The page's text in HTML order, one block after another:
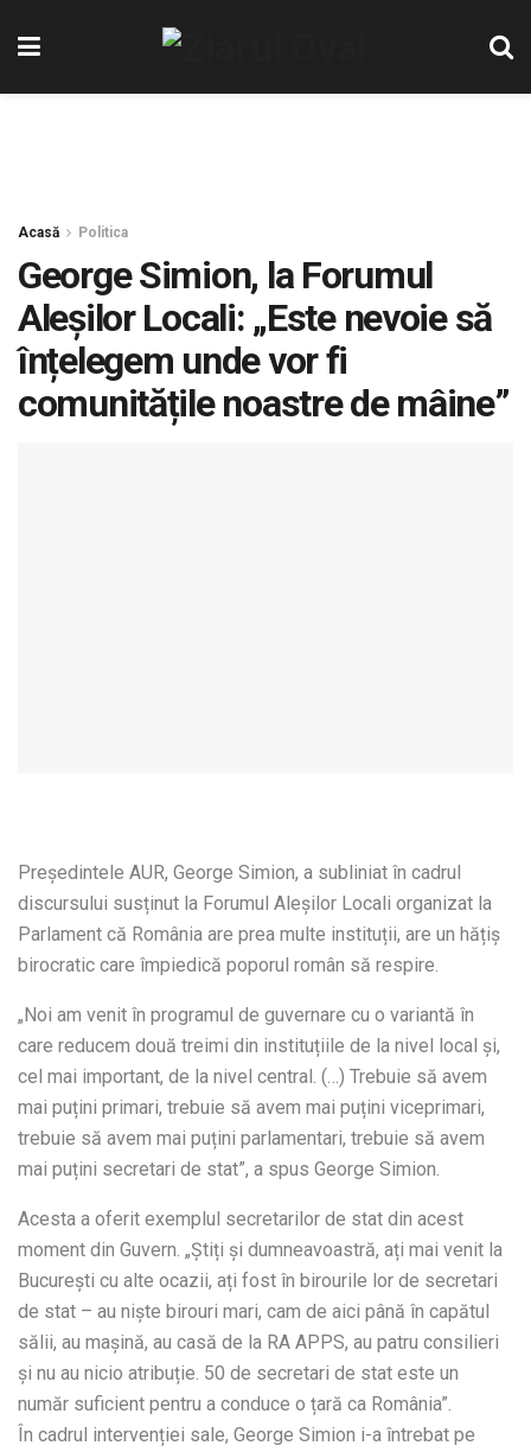
Acasă Politica
George Simion, la Forumul
Aleșilor Locali: „Este nevoie să
înțelegem unde vor fi
comunitățile noastre de mâine”
Președintele AUR, George Simion, a subliniat în cadrul
discursului susținut la Forumul Aleșilor Locali organizat la
Parlament că România are prea multe instituții, are un hățiș
birocratic care împiedică poporul român să respire.
„Noi am venit în programul de guvernare cu o variantă în
care reducem două treimi din instituțiile de la nivel local și,
cel mai important, de la nivel central. (…) Trebuie să avem
mai puțini primari, trebuie să avem mai puțini viceprimari,
trebuie să avem mai puțini parlamentari, trebuie să avem
mai puțini secretari de stat”, a spus George Simion.
Acesta a oferit exemplul secretarilor de stat din acest
moment din Guvern. „Știți și dumneavoastră, ați mai venit la
București cu alte ocazii, ați fost în birourile lor de secretari
de stat – au niște birouri mari, cam de aici până în capătul
sălii, au mașină, au casă de la RA APPS, au patru consilieri
și nu au nicio atribuție. 50 de secretari de stat este un
număr suficient pentru a conduce o țară ca România”.
În cadrul intervenției sale, George Simion i-a întrebat pe